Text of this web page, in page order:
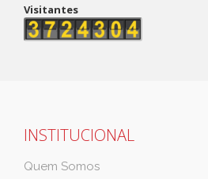
Visitantes
INSTITUCIONAL
Quem Somos